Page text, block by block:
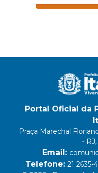
Portal Oficial da
Praça Marechal
-
Email:
Telefone: 21 2635-